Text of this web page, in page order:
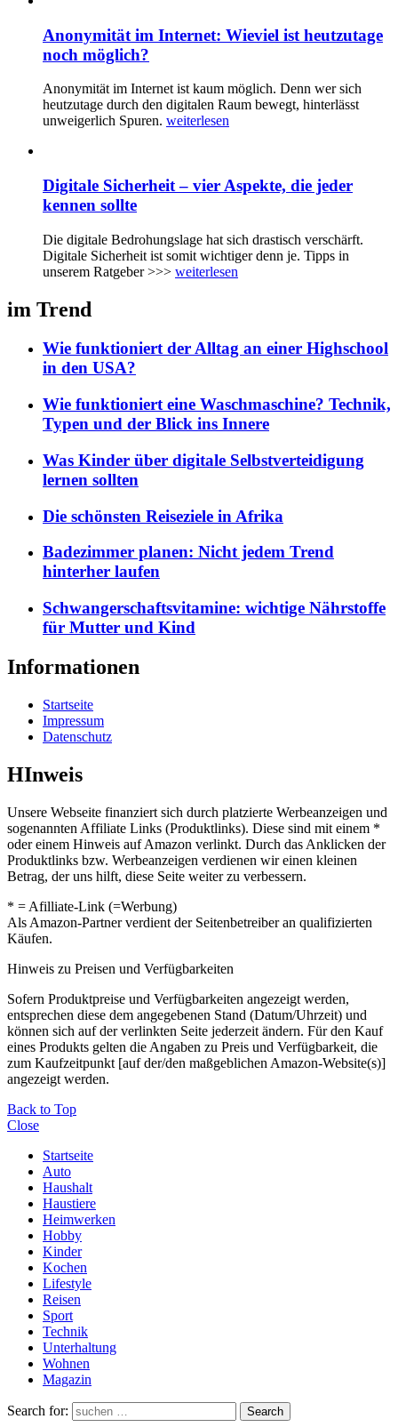
Anonymität im Internet: Wieviel ist heutzutage
noch möglich?
Anonymität im Internet ist kaum möglich. Denn wer sich
heutzutage durch den digitalen Raum bewegt, hinterlässt
unweigerlich Spuren. weiterlesen
Digitale Sicherheit – vier Aspekte, die jeder
kennen sollte
Die digitale Bedrohungslage hat sich drastisch verschärft.
Digitale Sicherheit ist somit wichtiger denn je. Tipps in
unserem Ratgeber >>> weiterlesen
im Trend
Wie funktioniert der Alltag an einer Highschool
in den USA?
Wie funktioniert eine Waschmaschine? Technik,
Typen und der Blick ins Innere
Was Kinder über digitale Selbstverteidigung
lernen sollten
Die schönsten Reiseziele in Afrika
Badezimmer planen: Nicht jedem Trend
hinterher laufen
Schwangerschaftsvitamine: wichtige Nährstoffe
für Mutter und Kind
Informationen
Startseite
Impressum
Datenschutz
HInweis
Unsere Webseite finanziert sich durch platzierte Werbeanzeigen und
sogenannten Affiliate Links (Produktlinks). Diese sind mit einem *
oder einem Hinweis auf Amazon verlinkt. Durch das Anklicken der
Produktlinks bzw. Werbeanzeigen verdienen wir einen kleinen
Betrag, der uns hilft, diese Seite weiter zu verbessern.
* = Afilliate-Link (=Werbung)
Als Amazon-Partner verdient der Seitenbetreiber an qualifizierten
Käufen.
Hinweis zu Preisen und Verfügbarkeiten
Sofern Produktpreise und Verfügbarkeiten angezeigt werden,
entsprechen diese dem angegebenen Stand (Datum/Uhrzeit) und
können sich auf der verlinkten Seite jederzeit ändern. Für den Kauf
eines Produkts gelten die Angaben zu Preis und Verfügbarkeit, die
zum Kaufzeitpunkt [auf der/den maßgeblichen Amazon-Website(s)]
angezeigt werden.
Back to Top
Close
Startseite
Auto
Haushalt
Haustiere
Heimwerken
Hobby
Kinder
Kochen
Lifestyle
Reisen
Sport
Technik
Unterhaltung
Wohnen
Magazin
Search for: Search